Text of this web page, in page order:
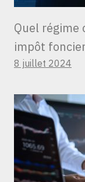
Quel régime
impôt
8 juillet 2024